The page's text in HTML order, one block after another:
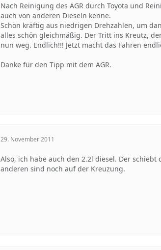
Nach Reinigung des AGR durch Toyota und
auch von anderen Dieseln kenne.
Schön kräftig aus niedrigen Drehzahlen, um
alles schön gleichmäßig. Der Tritt ins Kreutz,
nun weg. Endlich!!! Jetzt macht das Fahren
Danke für den Tipp mit dem AGR.
29. November 2011
Also, ich habe auch den 2.2l diesel. Der
anderen sind noch auf der Kreuzung.